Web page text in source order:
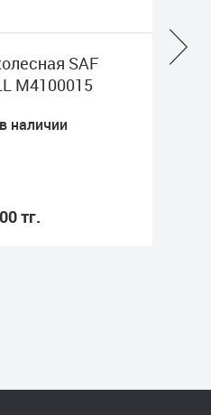
SAF
M4100015
наличии
тг.